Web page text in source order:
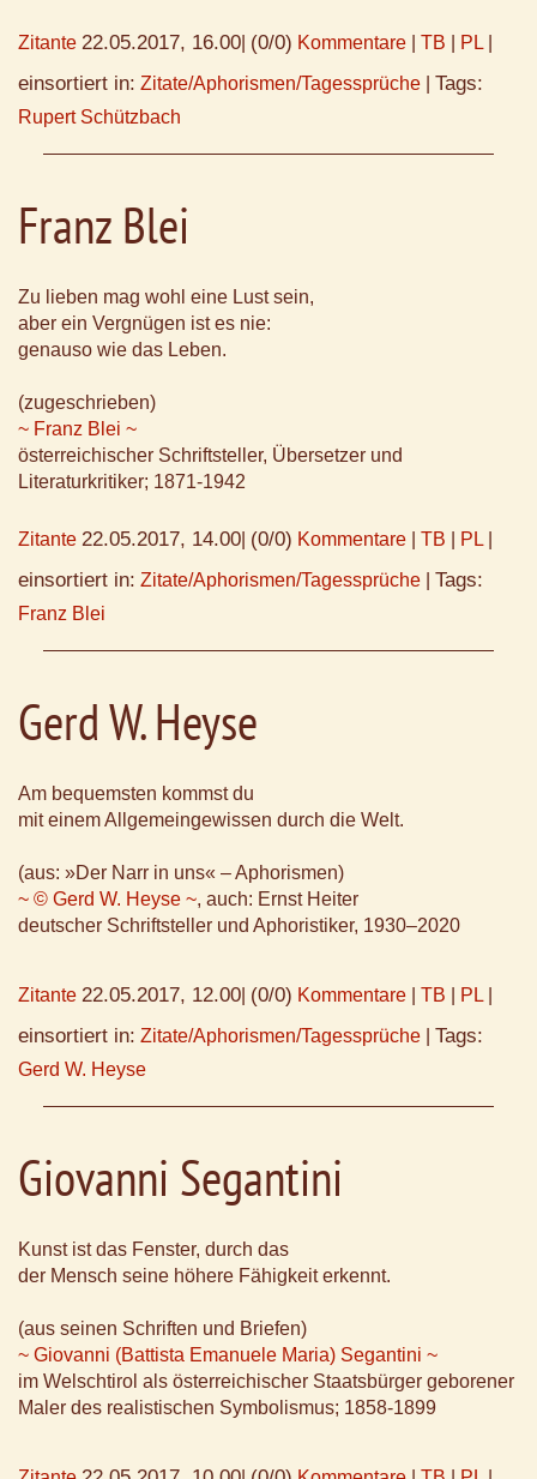
Zitante 22.05.2017, 16.00 (0/0) Kommentare TB PL
einsortiert in: Zitate/Aphorismen/Tagessprüche Tags:
Rupert Schützbach
Franz Blei
Zu lieben mag wohl eine Lust sein,
aber ein Vergnügen ist es nie:
genauso wie das Leben.
(zugeschrieben)
~ Franz Blei ~
österreichischer Schriftsteller, Übersetzer und
Literaturkritiker; 1871-1942
Zitante 22.05.2017, 14.00 (0/0) Kommentare TB PL
einsortiert in: Zitate/Aphorismen/Tagessprüche Tags:
Franz Blei
Gerd W. Heyse
Am bequemsten kommst du
mit einem Allgemeingewissen durch die Welt.
(aus: »Der Narr in uns« – Aphorismen)
~ © Gerd W. Heyse ~, auch: Ernst Heiter
deutscher Schriftsteller und Aphoristiker, 1930–2020
Zitante 22.05.2017, 12.00 (0/0) Kommentare TB PL
einsortiert in: Zitate/Aphorismen/Tagessprüche Tags:
Gerd W. Heyse
Giovanni Segantini
Kunst ist das Fenster, durch das
der Mensch seine höhere Fähigkeit erkennt.
(aus seinen Schriften und Briefen)
~ Giovanni (Battista Emanuele Maria) Segantini ~
im Welschtirol als österreichischer Staatsbürger geborener
Maler des realistischen Symbolismus; 1858-1899